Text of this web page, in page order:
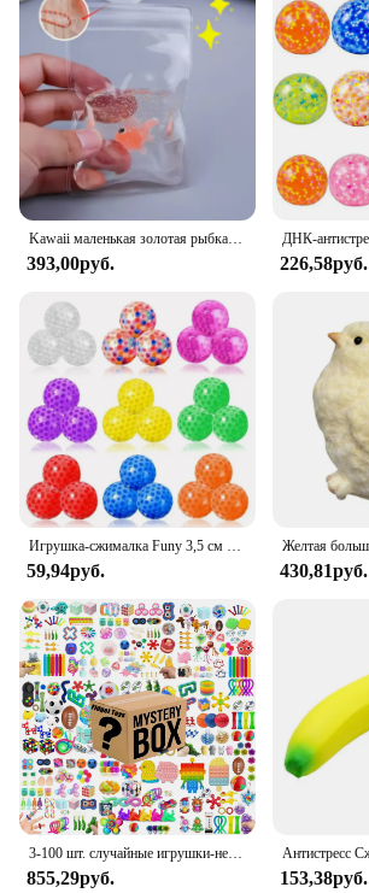
Kawaii маленькая золотая рыбка, новинка, прозрачная сумка с золотой рыбкой, игрушка-клоун-рыба для взрослых, снятие стресса для детей и взрослых, подарок
393,00руб. 226,58руб.
Игрушка-сжималка Funy 3,5 см ТПР, мягкий клей, сжимаемая игрушка, снимает беспокойство, мяч-сжималка
59,94руб. 430,81руб.
3-100 шт. случайные игрушки-непоседы Mys-tery, подарочная упаковка, сумка-сюрприз, набор антистрессовых различных рельефных игрушек для детей, лидер продаж
855,29руб. 153,38руб.